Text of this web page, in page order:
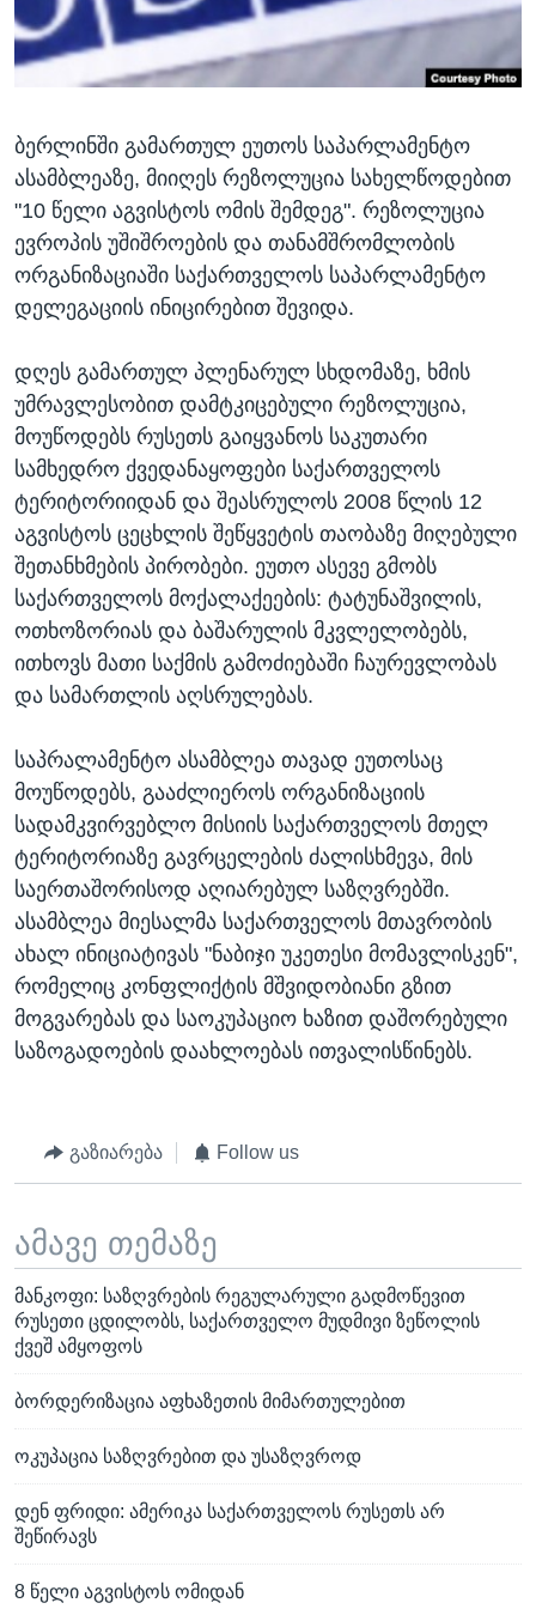
ᲡᲢᲣᲓᲘᲐ ᲕᲐᲨᲘᲜᲒᲢᲝᲜᲘ
ᲔᲙᲝᲜᲝᲛᲘᲙᲐ
ᲯᲐᲜᲛᲠᲗᲔᲚᲝᲑᲐ
ᲘᲜᲢᲔᲠᲕᲘᲣ
ᲙᲣᲚᲢᲣᲠᲐ
ᲒᲐᲚᲘᲚᲔᲝ
ᲓᲔᲖᲘᲜᲤᲝᲠᲛᲐᲪᲘᲐ
Learning English
ენები
ბერლინში გამართულ ეუთოს საპარლამენტო
ასამბლეაზე, მიიღეს რეზოლუცია სახელწოდებით
"10 წელი აგვისტოს ომის შემდეგ". რეზოლუცია
ევროპის უშიშროების და თანამშრომლობის
ორგანიზაციაში საქართველოს საპარლამენტო
დელეგაციის ინიცირებით შევიდა.
დღეს გამართულ პლენარულ სხდომაზე, ხმის
უმრავლესობით დამტკიცებული რეზოლუცია,
მოუწოდებს რუსეთს გაიყვანოს საკუთარი
სამხედრო ქვედანაყოფები საქართველოს
ტერიტორიიდან და შეასრულოს 2008 წლის 12
აგვისტოს ცეცხლის შეწყვეტის თაობაზე მიღებული
შეთანხმების პირობები. ეუთო ასევე გმობს
საქართველოს მოქალაქეების: ტატუნაშვილის,
ოთხოზორიას და ბაშარულის მკვლელობებს,
ითხოვს მათი საქმის გამოძიებაში ჩაურევლობას
და სამართლის აღსრულებას.
საპრალამენტო ასამბლეა თავად ეუთოსაც
მოუწოდებს, გააძლიეროს ორგანიზაციის
სადამკვირვებლო მისიის საქართველოს მთელ
ტერიტორიაზე გავრცელების ძალისხმევა, მის
საერთაშორისოდ აღიარებულ საზღვრებში.
ასამბლეა მიესალმა საქართველოს მთავრობის
ახალ ინიციატივას "ნაბიჯი უკეთესი მომავლისკენ",
რომელიც კონფლიქტის მშვიდობიანი გზით
მოგვარებას და საოკუპაციო ხაზით დაშორებული
საზოგადოების დაახლოებას ითვალისწინებს.
გაზიარება Follow us
ამავე თემაზე
მანკოფი: საზღვრების რეგულარული გადმოწევით
რუსეთი ცდილობს, საქართველო მუდმივი ზეწოლის
ქვეშ ამყოფოს
ბორდერიზაცია აფხაზეთის მიმართულებით
ოკუპაცია საზღვრებით და უსაზღვროდ
დენ ფრიდი: ამერიკა საქართველოს რუსეთს არ
შეწირავს
8 წელი აგვისტოს ომიდან